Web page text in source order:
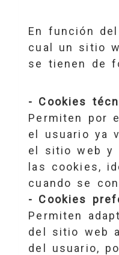
En función
cual un sitio
se tienen de
- Cookies
Permiten por
el usuario ya
el sitio web y
las cookies,
cuando se
- Cookies
Permiten
del sitio web
del usuario,